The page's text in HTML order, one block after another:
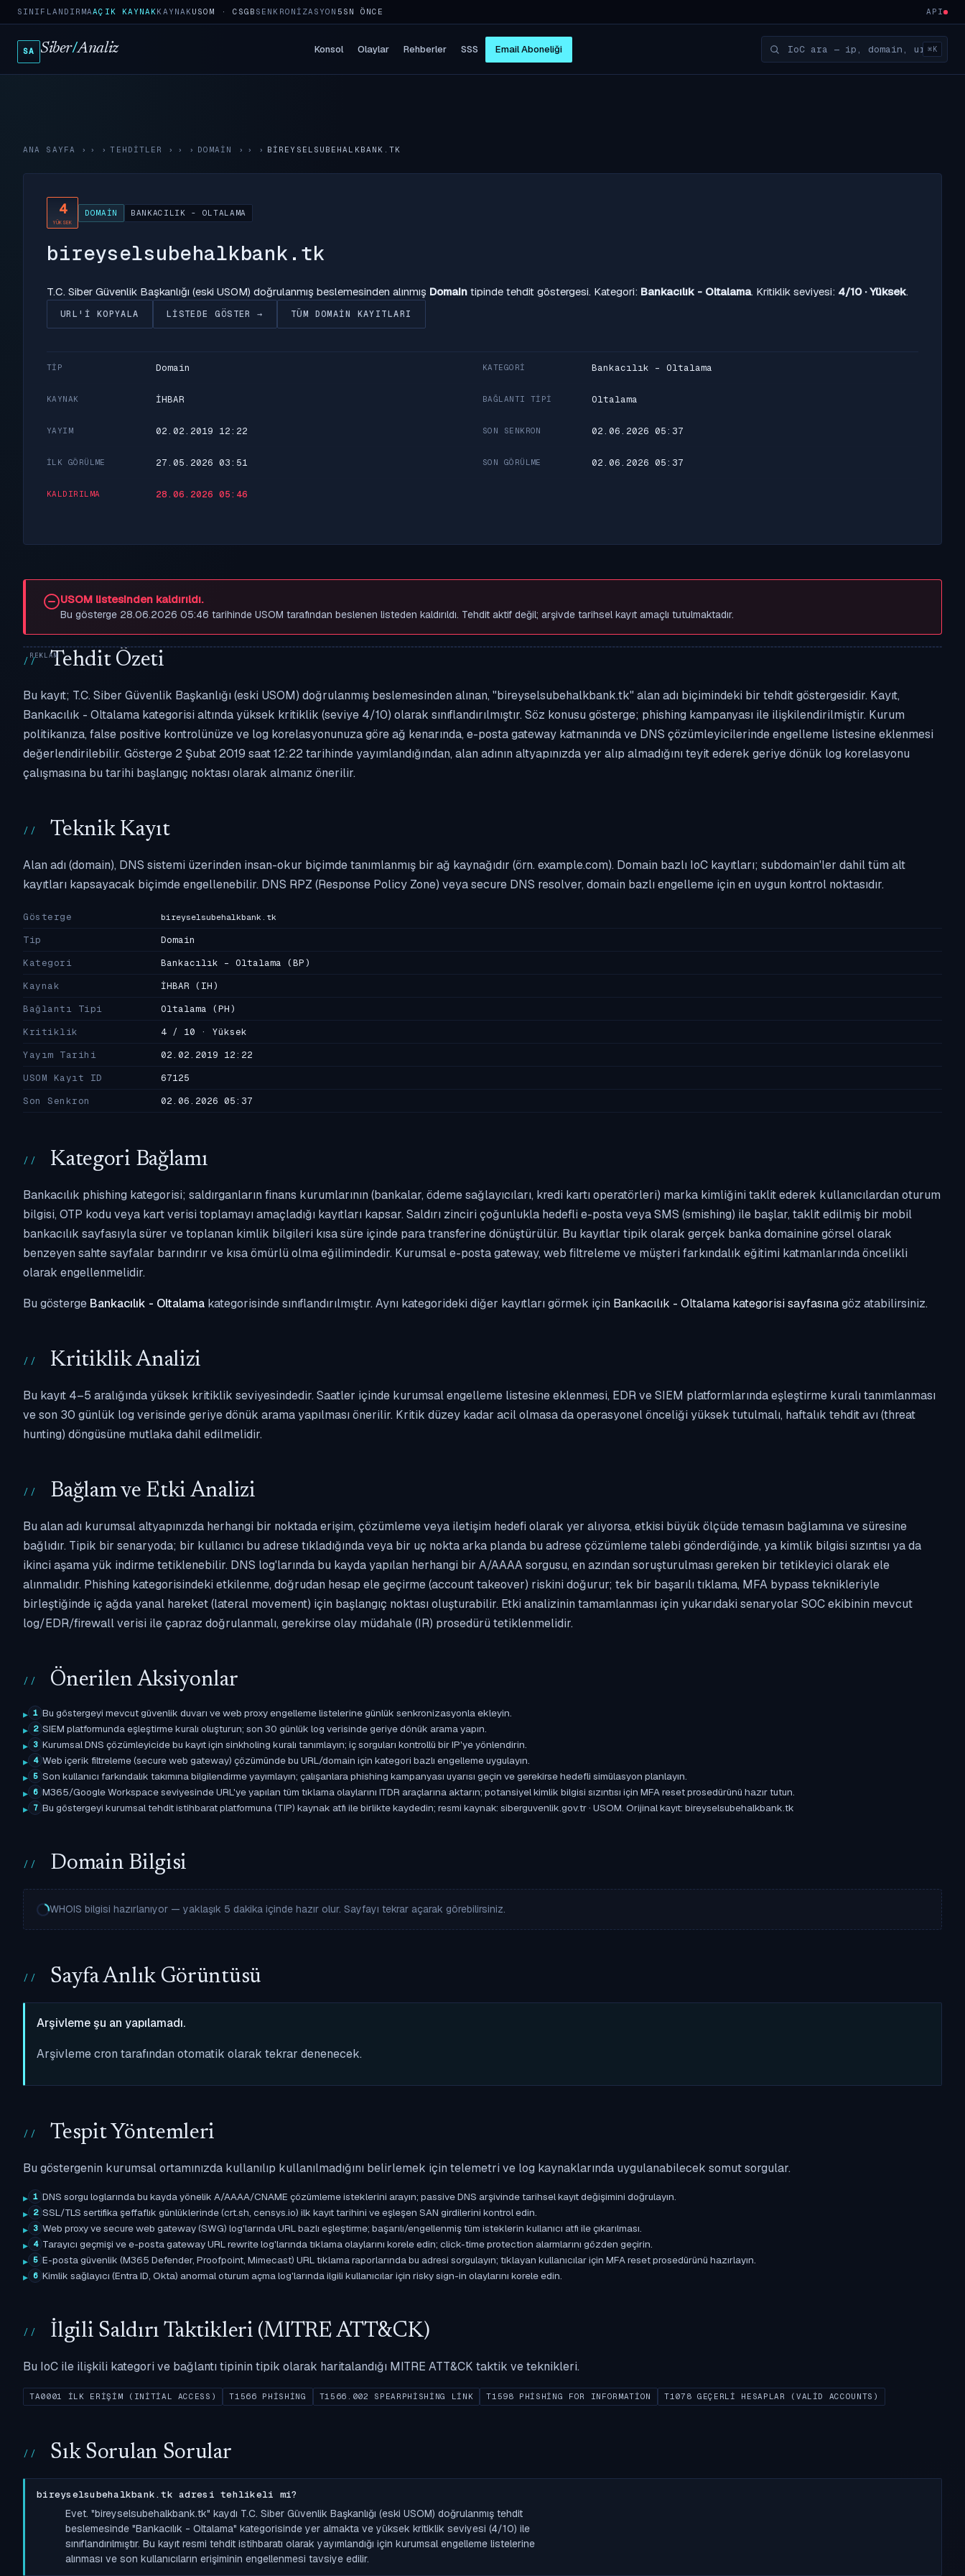
SINIFLANDIRMAAÇIK KAYNAKKAYNAKUSOM · CSGB SENKRONIZASYON 5SN ÖNCE API
SA Siber/Analiz Konsol Olaylar Rehberler SSS Email Aboneliği ⌘K
ANA SAYFA › TEHDITLER › DOMAIN › BIREYSELSUBEHALKBANK.TK
4
YÜKSEK
DOMAIN BANKACILIK - OLTALAMA
bireyselsubehalkbank.tk
T.C. Siber Güvenlik Başkanlığı (eski USOM) doğrulanmış beslemesinden alınmış Domain tipinde tehdit göstergesi. Kategori: Bankacılık - Oltalama. Kritiklik seviyesi: 4/10 · Yüksek.
URL'I KOPYALA LISTEDE GÖSTER → TÜM DOMAIN KAYITLARI
TIP Domain KATEGORI Bankacılık - Oltalama
KAYNAK İHBAR BAĞLANTI TIPI Oltalama
YAYIM 02.02.2019 12:22 SON SENKRON 02.06.2026 05:37
İLK GÖRÜLME 27.05.2026 03:51 SON GÖRÜLME 02.06.2026 05:37
KALDIRILMA 28.06.2026 05:46
USOM listesinden kaldırıldı.
Bu gösterge 28.06.2026 05:46 tarihinde USOM tarafından beslenen listeden kaldırıldı. Tehdit aktif değil; arşivde tarihsel kayıt amaçlı tutulmaktadır.
Tehdit Özeti
Bu kayıt; T.C. Siber Güvenlik Başkanlığı (eski USOM) doğrulanmış beslemesinden alınan, "bireyselsubehalkbank.tk" alan adı biçimindeki bir tehdit göstergesidir. Kayıt,
Bankacılık - Oltalama kategorisi altında yüksek kritiklik (seviye 4/10) olarak sınıflandırılmıştır. Söz konusu gösterge; phishing kampanyası ile ilişkilendirilmiştir. Kurum
politikanıza, false positive kontrolünüze ve log korelasyonunuza göre ağ kenarında, e-posta gateway katmanında ve DNS çözümleyicilerinde engelleme listesine eklenmesi
değerlendirilebilir. Gösterge 2 Şubat 2019 saat 12:22 tarihinde yayımlandığından, alan adının altyapınızda yer alıp almadığını teyit ederek geriye dönük log korelasyonu
çalışmasına bu tarihi başlangıç noktası olarak almanız önerilir.
Teknik Kayıt
Alan adı (domain), DNS sistemi üzerinden insan-okur biçimde tanımlanmış bir ağ kaynağıdır (örn. example.com). Domain bazlı IoC kayıtları; subdomain'ler dahil tüm alt
kayıtları kapsayacak biçimde engellenebilir. DNS RPZ (Response Policy Zone) veya secure DNS resolver, domain bazlı engelleme için en uygun kontrol noktasıdır.
Gösterge bireyselsubehalkbank.tk
Tip
Domain
Kategori
Bankacılık - Oltalama (BP)
Kaynak
İHBAR (IH)
Bağlantı Tipi
Oltalama (PH)
Kritiklik
4 / 10 · Yüksek
Yayım Tarihi
02.02.2019 12:22
USOM Kayıt ID
67125
Son Senkron
02.06.2026 05:37
Kategori Bağlamı
Bankacılık phishing kategorisi; saldırganların finans kurumlarının (bankalar, ödeme sağlayıcıları, kredi kartı operatörleri) marka kimliğini taklit ederek kullanıcılardan oturum
bilgisi, OTP kodu veya kart verisi toplamayı amaçladığı kayıtları kapsar. Saldırı zinciri çoğunlukla hedefli e-posta veya SMS (smishing) ile başlar, taklit edilmiş bir mobil
bankacılık sayfasıyla sürer ve toplanan kimlik bilgileri kısa süre içinde para transferine dönüştürülür. Bu kayıtlar tipik olarak gerçek banka domainine görsel olarak
benzeyen sahte sayfalar barındırır ve kısa ömürlü olma eğilimindedir. Kurumsal e-posta gateway, web filtreleme ve müşteri farkındalık eğitimi katmanlarında öncelikli
olarak engellenmelidir.
Bu gösterge Bankacılık - Oltalama kategorisinde sınıflandırılmıştır. Aynı kategorideki diğer kayıtları görmek için Bankacılık - Oltalama kategorisi sayfasınagöz atabilirsiniz.
Kritiklik Analizi
Bu kayıt 4–5 aralığında yüksek kritiklik seviyesindedir. Saatler içinde kurumsal engelleme listesine eklenmesi, EDR ve SIEM platformlarında eşleştirme kuralı tanımlanması
ve son 30 günlük log verisinde geriye dönük arama yapılması önerilir. Kritik düzey kadar acil olmasa da operasyonel önceliği yüksek tutulmalı, haftalık tehdit avı (threat
hunting) döngüsüne mutlaka dahil edilmelidir.
Bağlam ve Etki Analizi
Bu alan adı kurumsal altyapınızda herhangi bir noktada erişim, çözümleme veya iletişim hedefi olarak yer alıyorsa, etkisi büyük ölçüde temasın bağlamına ve süresine
bağlıdır. Tipik bir senaryoda; bir kullanıcı bu adrese tıkladığında veya bir uç nokta arka planda bu adrese çözümleme talebi gönderdiğinde, ya kimlik bilgisi sızıntısı ya da
ikinci aşama yük indirme tetiklenebilir. DNS log'larında bu kayda yapılan herhangi bir A/AAAA sorgusu, en azından soruşturulması gereken bir tetikleyici olarak ele
alınmalıdır. Phishing kategorisindeki etkilenme, doğrudan hesap ele geçirme (account takeover) riskini doğurur; tek bir başarılı tıklama, MFA bypass teknikleriyle
birleştiğinde iç ağda yanal hareket (lateral movement) için başlangıç noktası oluşturabilir. Etki analizinin tamamlanması için yukarıdaki senaryolar SOC ekibinin mevcut
log/EDR/firewall verisi ile çapraz doğrulanmalı, gerekirse olay müdahale (IR) prosedürü tetiklenmelidir.
Önerilen Aksiyonlar
1 Bu göstergeyi mevcut güvenlik duvarı ve web proxy engelleme listelerine günlük senkronizasyonla ekleyin.
2 SIEM platformunda eşleştirme kuralı oluşturun; son 30 günlük log verisinde geriye dönük arama yapın.
3 Kurumsal DNS çözümleyicide bu kayıt için sinkholing kuralı tanımlayın; iç sorguları kontrollü bir IP'ye yönlendirin.
4 Web içerik filtreleme (secure web gateway) çözümünde bu URL/domain için kategori bazlı engelleme uygulayın.
5 Son kullanıcı farkındalık takımına bilgilendirme yayımlayın; çalışanlara phishing kampanyası uyarısı geçin ve gerekirse hedefli simülasyon planlayın.
6 M365/Google Workspace seviyesinde URL'ye yapılan tüm tıklama olaylarını ITDR araçlarına aktarın; potansiyel kimlik bilgisi sızıntısı için MFA reset prosedürünü hazır tutun.
7 Bu göstergeyi kurumsal tehdit istihbarat platformuna (TIP) kaynak atfı ile birlikte kaydedin; resmi kaynak: siberguvenlik.gov.tr · USOM. Orijinal kayıt: bireyselsubehalkbank.tk
Domain Bilgisi
WHOIS bilgisi hazırlanıyor — yaklaşık 5 dakika içinde hazır olur. Sayfayı tekrar açarak görebilirsiniz.
Sayfa Anlık Görüntüsü
Arşivleme şu an yapılamadı.
Arşivleme cron tarafından otomatik olarak tekrar denenecek.
Tespit Yöntemleri
Bu göstergenin kurumsal ortamınızda kullanılıp kullanılmadığını belirlemek için telemetri ve log kaynaklarında uygulanabilecek somut sorgular.
1 DNS sorgu loglarında bu kayda yönelik A/AAAA/CNAME çözümleme isteklerini arayın; passive DNS arşivinde tarihsel kayıt değişimini doğrulayın.
2 SSL/TLS sertifika şeffaflık günlüklerinde (crt.sh, censys.io) ilk kayıt tarihini ve eşleşen SAN girdilerini kontrol edin.
3 Web proxy ve secure web gateway (SWG) log'larında URL bazlı eşleştirme; başarılı/engellenmiş tüm isteklerin kullanıcı atfı ile çıkarılması.
4 Tarayıcı geçmişi ve e-posta gateway URL rewrite log'larında tıklama olaylarını korele edin; click-time protection alarmlarını gözden geçirin.
5 E-posta güvenlik (M365 Defender, Proofpoint, Mimecast) URL tıklama raporlarında bu adresi sorgulayın; tıklayan kullanıcılar için MFA reset prosedürünü hazırlayın.
6 Kimlik sağlayıcı (Entra ID, Okta) anormal oturum açma log'larında ilgili kullanıcılar için risky sign-in olaylarını korele edin.
İlgili Saldırı Taktikleri (MITRE ATT&CK)
Bu IoC ile ilişkili kategori ve bağlantı tipinin tipik olarak haritalandığı MITRE ATT&CK taktik ve teknikleri.
TA0001 İLK ERIŞIM (INITIAL ACCESS) T1566 PHISHING T1566.002 SPEARPHISHING LINK T1598 PHISHING FOR INFORMATION T1078 GEÇERLI HESAPLAR (VALID ACCOUNTS)
Sık Sorulan Sorular
bireyselsubehalkbank.tk adresi tehlikeli mi?
Evet. "bireyselsubehalkbank.tk" kaydı T.C. Siber Güvenlik Başkanlığı (eski USOM) doğrulanmış tehdit
beslemesinde "Bankacılık - Oltalama" kategorisinde yer almakta ve yüksek kritiklik seviyesi (4/10) ile
sınıflandırılmıştır. Bu kayıt resmi tehdit istihbaratı olarak yayımlandığı için kurumsal engelleme listelerine
alınması ve son kullanıcıların erişiminin engellenmesi tavsiye edilir.